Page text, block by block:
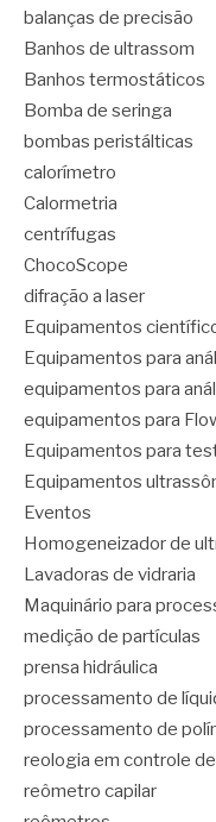
balanças de precisão
Banhos de ultrassom
Banhos termostáticos
Bomba de seringa
bombas peristálticas
calorímetro
Calormetria
centrífugas
ChocoScope
difração a laser
Equipamentos
Equipamentos para
equipamentos para
equipamentos para
Equipamentos para
Equipamentos
Eventos
Homogeneizador de
Lavadoras de vidraria
Maquinário para
medição de partículas
prensa hidráulica
processamento de
processamento de
reologia em controle
reômetro capilar